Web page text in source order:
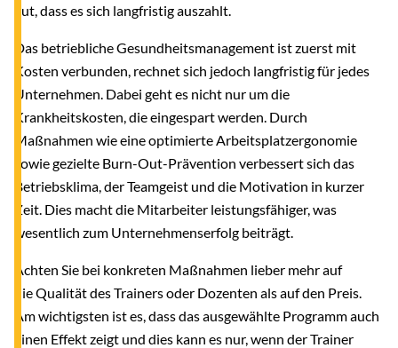
gut, dass es sich langfristig auszahlt.
Das betriebliche Gesundheitsmanagement ist zuerst mit
Kosten verbunden, rechnet sich jedoch langfristig für jedes
Unternehmen. Dabei geht es nicht nur um die
Krankheitskosten, die eingespart werden. Durch
Maßnahmen wie eine optimierte Arbeitsplatzergonomie
sowie gezielte Burn-Out-Prävention verbessert sich das
Betriebsklima, der Teamgeist und die Motivation in kurzer
Zeit. Dies macht die Mitarbeiter leistungsfähiger, was
wesentlich zum Unternehmenserfolg beiträgt.
Achten Sie bei konkreten Maßnahmen lieber mehr auf
die Qualität des Trainers oder Dozenten als auf den Preis.
Am wichtigsten ist es, dass das ausgewählte Programm auch
einen Effekt zeigt und dies kann es nur, wenn der Trainer